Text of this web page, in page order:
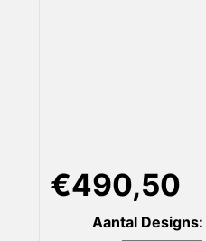
€490,50
Aantal Designs: